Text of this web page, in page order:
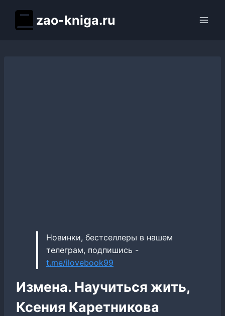
содержимому
zao-kniga.ru
Новинки, бестселлеры в нашем
телеграм, подпишись -
t.me/ilovebook99
Измена. Научиться жить,
Ксения Каретникова